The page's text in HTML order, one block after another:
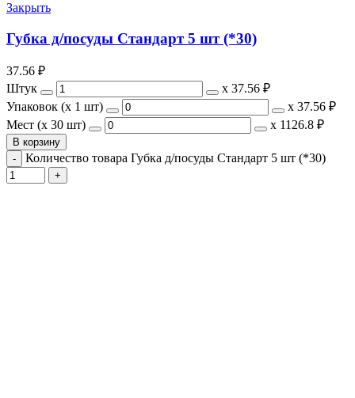
Закрыть
Губка д/посуды Стандарт 5 шт (*30)
37.56 ₽
Штук
х 37.56 ₽
Упаковок (x 1 шт)
х 37.56 ₽
Мест (x 30 шт)
х 1126.8 ₽
В корзину
Количество товара Губка д/посуды Стандарт 5 шт (*30)